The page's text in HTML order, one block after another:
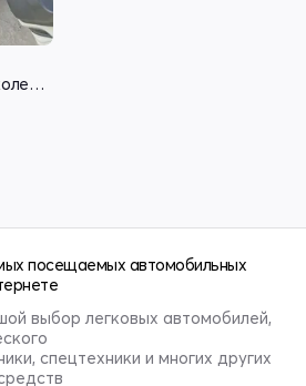
Chevrolet Spark III - поколение
посещаемых автомобильных
выбор легковых автомобилей,
спецтехники и многих других